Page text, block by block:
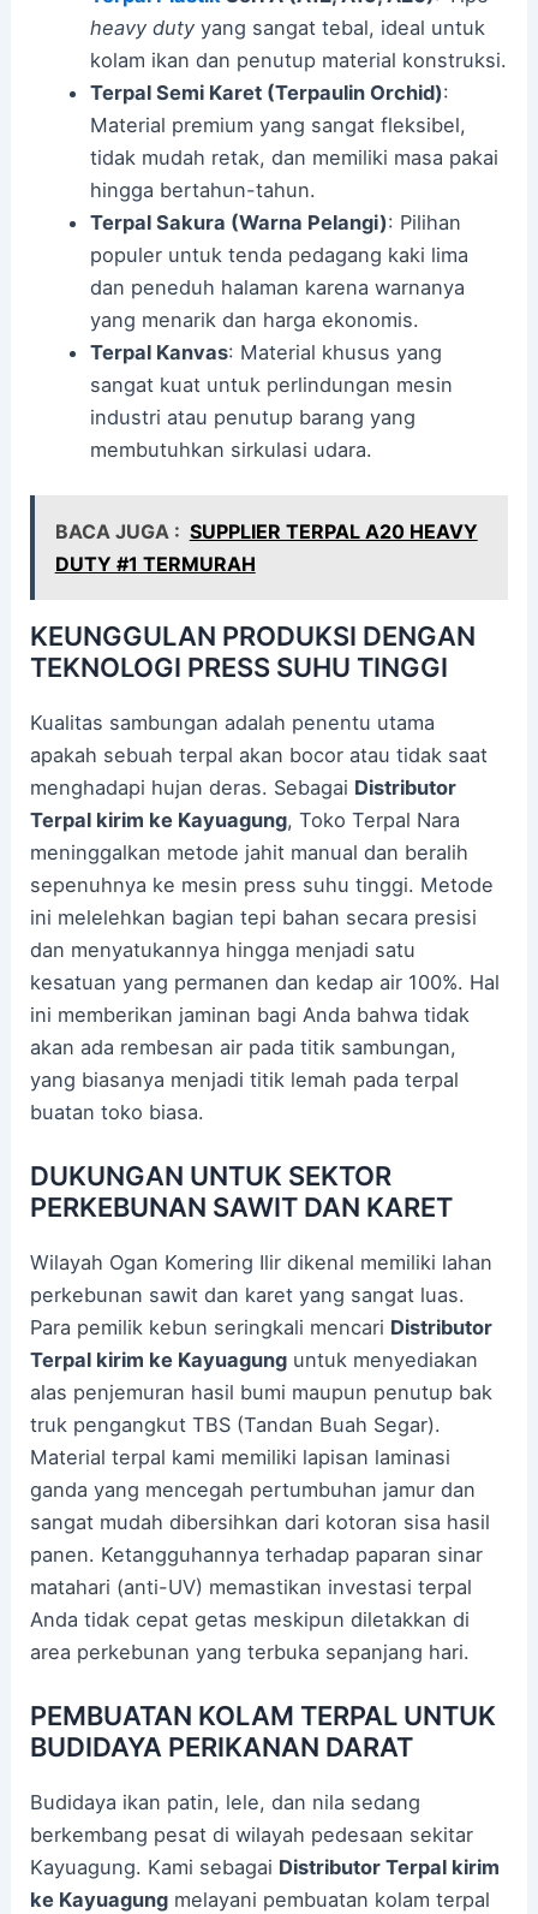
heavy dutyyang sangat tebal, ideal untuk
kolam ikan dan penutup material konstruksi.
Terpal Semi Karet (Terpaulin Orchid):
Material premium yang sangat fleksibel,
tidak mudah retak, dan memiliki masa pakai
hingga bertahun-tahun.
Terpal Sakura (Warna Pelangi): Pilihan
populer untuk tenda pedagang kaki lima
dan peneduh halaman karena warnanya
yang menarik dan harga ekonomis.
Terpal Kanvas: Material khusus yang
sangat kuat untuk perlindungan mesin
industri atau penutup barang yang
membutuhkan sirkulasi udara.
BACA JUGA : SUPPLIER TERPAL A20 HEAVY
DUTY #1 TERMURAH
KEUNGGULAN PRODUKSI DENGAN
TEKNOLOGI PRESS SUHU TINGGI
Kualitas sambungan adalah penentu utama
apakah sebuah terpal akan bocor atau tidak saat
menghadapi hujan deras. Sebagai Distributor
Terpal kirim ke Kayuagung, Toko Terpal Nara
meninggalkan metode jahit manual dan beralih
sepenuhnya ke mesin press suhu tinggi. Metode
ini melelehkan bagian tepi bahan secara presisi
dan menyatukannya hingga menjadi satu
kesatuan yang permanen dan kedap air 100%. Hal
ini memberikan jaminan bagi Anda bahwa tidak
akan ada rembesan air pada titik sambungan,
yang biasanya menjadi titik lemah pada terpal
buatan toko biasa.
DUKUNGAN UNTUK SEKTOR
PERKEBUNAN SAWIT DAN KARET
Wilayah Ogan Komering Ilir dikenal memiliki lahan
perkebunan sawit dan karet yang sangat luas.
Para pemilik kebun seringkali mencari Distributor
Terpal kirim ke Kayuagung untuk menyediakan
alas penjemuran hasil bumi maupun penutup bak
truk pengangkut TBS (Tandan Buah Segar).
Material terpal kami memiliki lapisan laminasi
ganda yang mencegah pertumbuhan jamur dan
sangat mudah dibersihkan dari kotoran sisa hasil
panen. Ketangguhannya terhadap paparan sinar
matahari (anti-UV) memastikan investasi terpal
Anda tidak cepat getas meskipun diletakkan di
area perkebunan yang terbuka sepanjang hari.
PEMBUATAN KOLAM TERPAL UNTUK
BUDIDAYA PERIKANAN DARAT
Budidaya ikan patin, lele, dan nila sedang
berkembang pesat di wilayah pedesaan sekitar
Kayuagung. Kami sebagai Distributor Terpal kirim
ke Kayuagung melayani pembuatan kolam terpal